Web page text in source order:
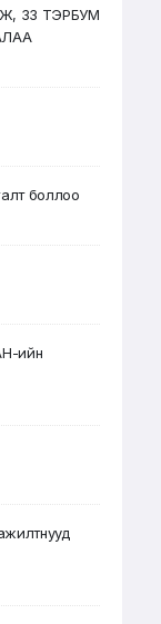
33 ТЭРБУМ
боллоо
ийн